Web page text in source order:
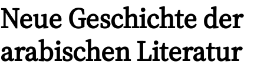
Neue Geschichte der
arabischen Literatur